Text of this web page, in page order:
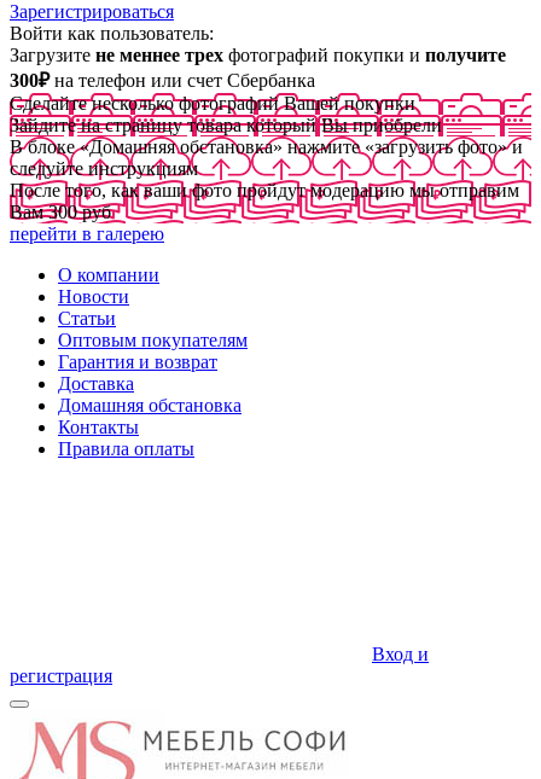
Зарегистрироваться
Войти как пользователь:
Загрузите не меннее трех фотографий покупки и получите
300₽на телефон или счет Сбербанка
Сделайте несколько фотографий Вашей покупки
Зайдите на страницу товара который Вы приобрели
В блоке «Домашняя обстановка» нажмите «загрузить фото» и
следуйте инструкциям
После того, как ваши фото пройдут модерацию мы отправим
Вам 300 руб
перейти в галерею
О компании
Новости
Статьи
Оптовым покупателям
Гарантия и возврат
Доставка
Домашняя обстановка
Контакты
Правила оплаты
Вход и
регистрация